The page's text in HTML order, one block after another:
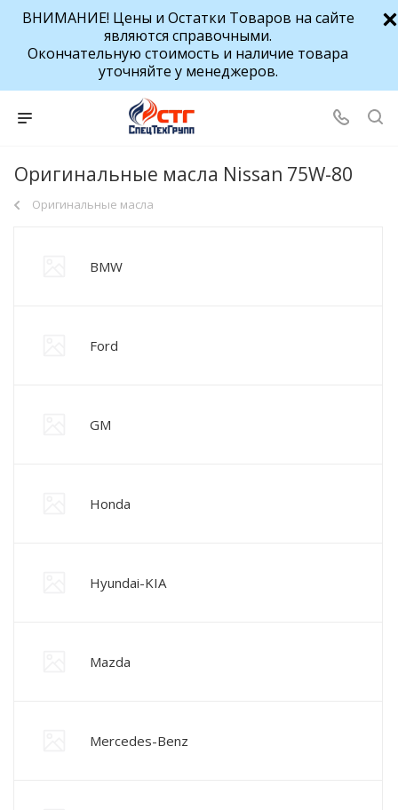
ВНИМАНИЕ! Цены и Остатки Товаров на сайте
являются справочными.
Окончательную стоимость и наличие товара
уточняйте у менеджеров.
Оригинальные масла Nissan 75W-80
Оригинальные масла
BMW
Ford
GM
Honda
Hyundai-KIA
Mazda
Mercedes-Benz